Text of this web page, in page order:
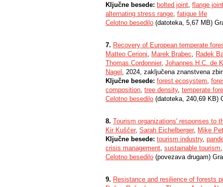
Ključne besede: bolted joint, flange joint
alternating stress range, fatigue life
Celotno besedilo (datoteka, 5,67 MB)
7. Recovery of European temperate
Matteo Cerioni, Marek Brabec, Radek
Thomas Cordonnier, Johannes H.C. de
Nagel , 2024, zaključena znanstvena
Ključne besede: forest ecosystem,
composition, tree density, temperate
Celotno besedilo (datoteka, 240,69 KB)
8. Tourism organizations' responses to
Kir Kuščer, Sarah Eichelberger, Mike
Ključne besede: tourism industry,
crisis management, sustainable tourism
Celotno besedilo (povezava drugam)
9. Resistance and resilience of forests